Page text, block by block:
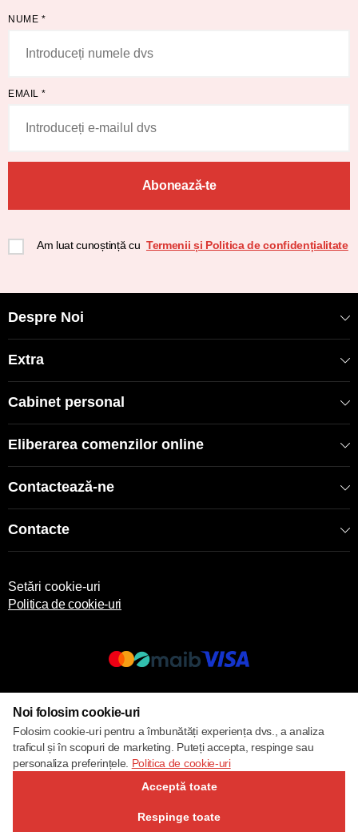
NUME *
EMAIL *
Abonează-te
Am luat cunoștință cu Termenii și Politica de confidențialitate
Despre Noi
Extra
Cabinet personal
Eliberarea comenzilor online
Contactează-ne
Contacte
Setări cookie-uri
Politica de cookie-uri
Noi folosim cookie-uri
Folosim cookie-uri pentru a îmbunătăți experiența dvs., a analiza
traficul și în scopuri de marketing. Puteți accepta, respinge sau
personaliza preferințele. Politica de cookie-uri
Acceptă toate
Respinge toate